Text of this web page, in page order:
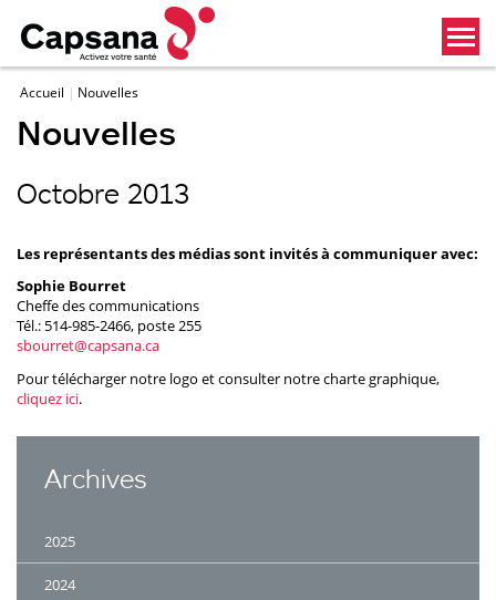
Accueil Nouvelles
Nouvelles
Octobre 2013
Les représentants des médias sont invités à communiquer avec:
Sophie Bourret
Cheffe des communications
Tél.: 514-985-2466, poste 255
sbourret@capsana.ca
Pour télécharger notre logo et consulter notre charte graphique,
cliquez ici.
Archives
2025
2024